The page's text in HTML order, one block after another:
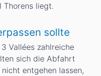
Thorens liegt.
sollte
Vallées zahlreiche
sich die Abfahrt
entgehen lassen,